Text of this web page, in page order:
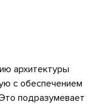
архитектуры
с обеспечением
подразумевает